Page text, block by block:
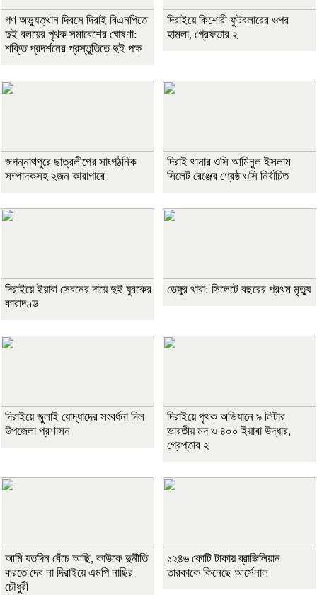
গণ অভ্যুত্থান দিবসে দিরাই বিএনপিতে
দুই বলয়ের পৃথক সমাবেশের ঘোষণা:
শক্তি প্রদর্শনের প্রস্তুতিতে দুই পক্ষ
দিরাইয়ে কিশোরী ফুটবলারের ওপর
হামলা, গ্রেফতার ২
জগন্নাথপুরে ছাত্রলীগের সাংগঠনিক
সম্পাদকসহ ২জন কারাগারে
দিরাই থানার ওসি আমিনুল ইসলাম
সিলেট রেঞ্জের শ্রেষ্ঠ ওসি নির্বাচিত
দিরাইয়ে ইয়াবা সেবনের দায়ে দুই যুবকের
কারাদণ্ড
ডেঙ্গুর থাবা: সিলেটে বছরের প্রথম মৃত্যু
দিরাইয়ে জুলাই যোদ্ধাদের সংবর্ধনা দিল
উপজেলা প্রশাসন
দিরাইয়ে পৃথক অভিযানে ৯ লিটার
ভারতীয় মদ ও ৪০০ ইয়াবা উদ্ধার,
গ্রেপ্তার ২
আমি যতদিন বেঁচে আছি, কাউকে দুর্নীতি
করতে দেব না দিরাইয়ে এমপি নাছির
চৌধুরী
১২৪৬ কোটি টাকায় ব্রাজিলিয়ান
তারকাকে কিনেছে আর্সেনাল